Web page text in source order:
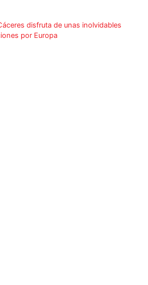
disfruta de unas inolvidables
por Europa